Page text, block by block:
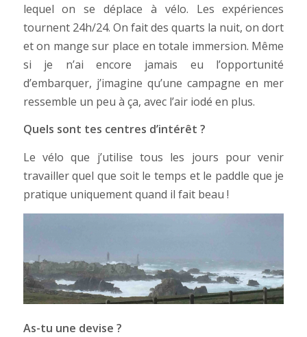
lequel on se déplace à vélo. Les expériences
tournent 24h/24. On fait des quarts la nuit, on dort
et on mange sur place en totale immersion. Même
si je n’ai encore jamais eu l’opportunité
d’embarquer, j’imagine qu’une campagne en mer
ressemble un peu à ça, avec l’air iodé en plus.
Quels sont tes centres d’intérêt ?
Le vélo que j’utilise tous les jours pour venir
travailler quel que soit le temps et le paddle que je
pratique uniquement quand il fait beau !
As-tu une devise ?